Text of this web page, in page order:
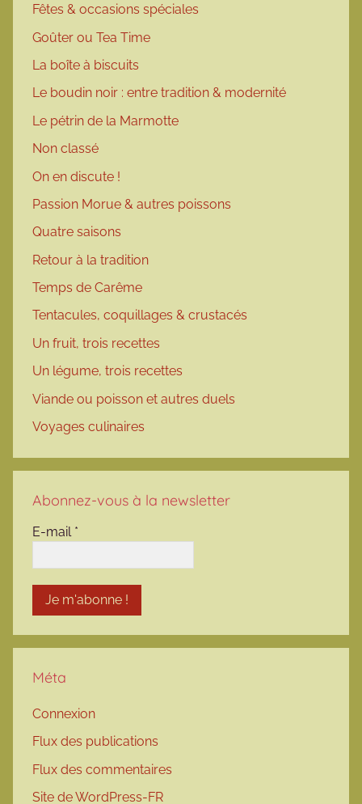
Fêtes & occasions spéciales
Goûter ou Tea Time
La boîte à biscuits
Le boudin noir : entre tradition & modernité
Le pétrin de la Marmotte
Non classé
On en discute !
Passion Morue & autres poissons
Quatre saisons
Retour à la tradition
Temps de Carême
Tentacules, coquillages & crustacés
Un fruit, trois recettes
Un légume, trois recettes
Viande ou poisson et autres duels
Voyages culinaires
Abonnez-vous à la newsletter
E-mail *
Méta
Connexion
Flux des publications
Flux des commentaires
Site de WordPress-FR